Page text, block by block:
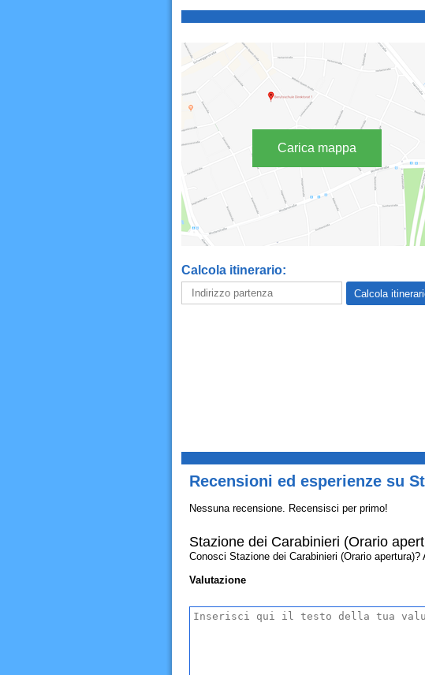
Carica mappa
Calcola itinerario:
Recensioni ed esperienze su
Nessuna recensione. Recensisci per primo!
Stazione dei Carabinieri (Orario
Conosci Stazione dei Carabinieri (Orario
Valutazione